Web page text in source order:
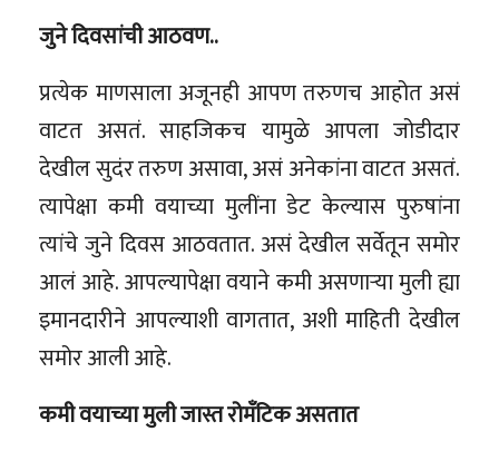
​जुने दिवसांची आठवण..
प्रत्येक माणसाला अजूनही आपण तरुणच आहोत असं
वाटत असतं. साहजिकच यामुळे आपला जोडीदार
देखील सुदंर तरुण असावा, असं अनेकांना वाटत असतं.
त्यापेक्षा कमी वयाच्या मुलींना डेट केल्यास पुरुषांना
त्यांचे जुने दिवस आठवतात. असं देखील सर्वेतून समोर
आलं आहे. आपल्यापेक्षा वयाने कमी असणाऱ्या मुली ह्या
इमानदारीने आपल्याशी वागतात, अशी माहिती देखील
समोर आली आहे.
कमी वयाच्या मुली जास्त रोमँटिक असतात